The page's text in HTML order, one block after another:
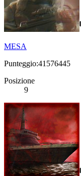
MESA
Punteggio:41576445
Posizione
9